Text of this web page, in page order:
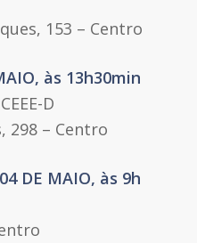
153 – Centro
às 13h30min
D
298 – Centro
DE MAIO, às 9h